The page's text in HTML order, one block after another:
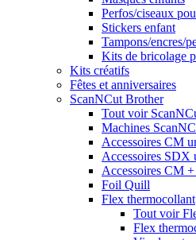
Perfos/ciseaux
Stickers enfant
Tampons/encres/
Kits de bricolage
Kits créatifs
Fêtes et anniversaires
ScanNCut Brother
Tout voir
Machines
Accessoires CM
Accessoires SDX
Accessoires CM
Foil Quill
Flex thermocollant
Tout voir
Flex